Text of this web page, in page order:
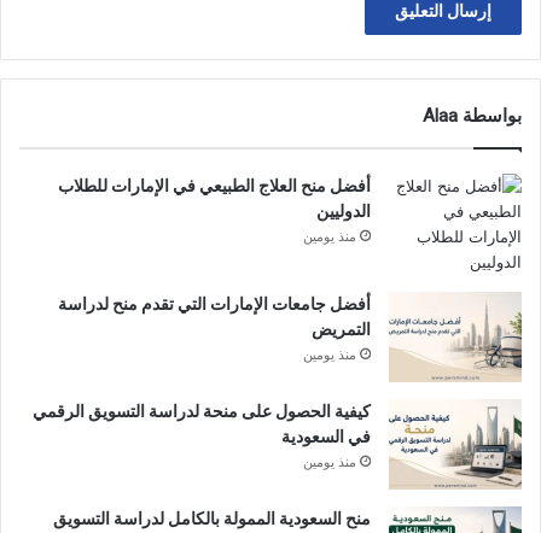
بواسطة Alaa
أفضل منح العلاج الطبيعي في الإمارات للطلاب
الدوليين
منذ يومين
أفضل جامعات الإمارات التي تقدم منح لدراسة
التمريض
منذ يومين
كيفية الحصول على منحة لدراسة التسويق الرقمي
في السعودية
منذ يومين
منح السعودية الممولة بالكامل لدراسة التسويق